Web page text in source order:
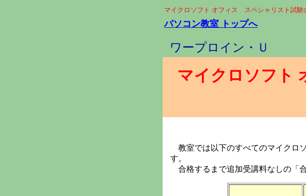
マイクロソフト オフィス スペシャリスト試
パソコン教室 トップへ
ワープロイン・Ｕ
マイクロソフト
教室では以下のすべてのマイクロ
す。
合格するまで追加受講料なしの「